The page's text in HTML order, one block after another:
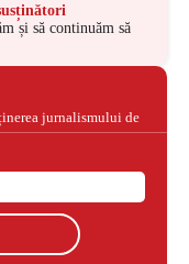
și să continuăm să
jurnalismului de